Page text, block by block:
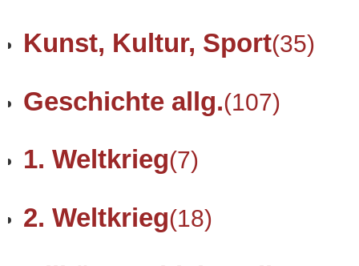
Kunst, Kultur, Sport(35)
Geschichte allg.(107)
1. Weltkrieg(7)
2. Weltkrieg(18)